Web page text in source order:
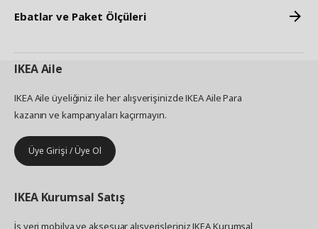
Ebatlar ve Paket Ölçüleri
IKEAAile
IKEA Aile üyeliğiniz ile her alışverişinizde IKEA Aile Para
kazanın ve kampanyaları kaçırmayın.
Üye Girişi / Üye Ol
IKEA Kurumsal Satış
İş yeri mobilya ve aksesuar alışverişleriniz IKEA Kurumsal